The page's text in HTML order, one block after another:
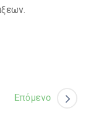
Επόμενο